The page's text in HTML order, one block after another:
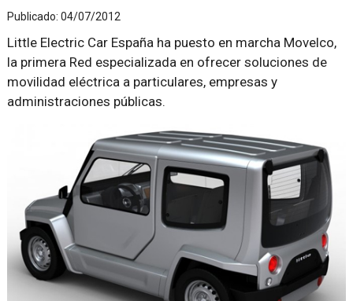
Publicado: 04/07/2012
Little Electric Car España ha puesto en marcha Movelco,
la primera Red especializada en ofrecer soluciones de
movilidad eléctrica a particulares, empresas y
administraciones públicas.